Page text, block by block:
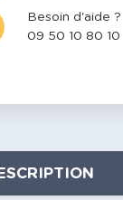
Besoin d'aide ?
09 50 10 80 10